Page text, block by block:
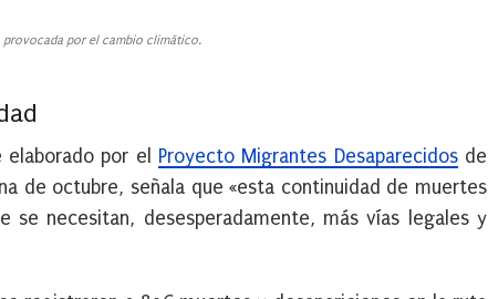
provocada por el cambio climático.
por el Proyecto Migrantes Desaparecidosde
de octubre, señala que «esta continuidad de muertes
necesitan, desesperadamente, más vías legales y